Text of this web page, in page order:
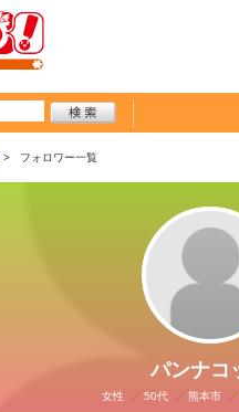
フォロワー一覧
パンナコ
女性 50代 熊本市